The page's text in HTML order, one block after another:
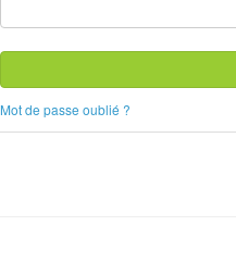
Mot de passe oublié ?